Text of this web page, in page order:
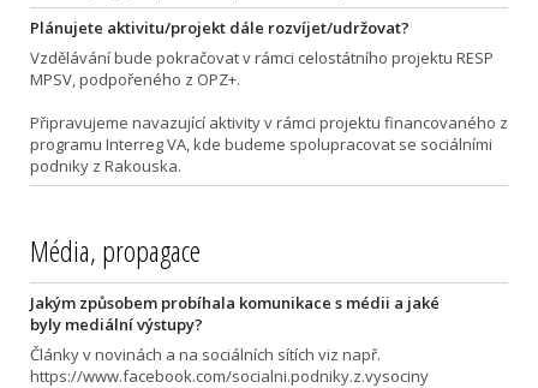
Plánujete aktivitu/projekt dále rozvíjet/udržovat?
Vzdělávání bude pokračovat v rámci celostátního projektu RESP
MPSV, podpořeného z OPZ+.
Připravujeme navazující aktivity v rámci projektu financovaného z
programu Interreg VA, kde budeme spolupracovat se sociálními
podniky z Rakouska.
Média, propagace
Jakým způsobem probíhala komunikace s médii a jaké
byly mediální výstupy?
Články v novinách a na sociálních sítích viz např.
https://www.facebook.com/socialni.podniky.z.vysociny